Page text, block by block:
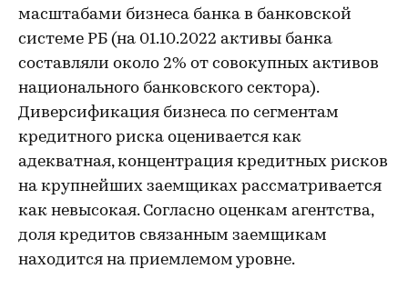
масштабами бизнеса банка в банковской
системе РБ (на 01.10.2022 активы банка
составляли около 2% от совокупных активов
национального банковского сектора).
Диверсификация бизнеса по сегментам
кредитного риска оценивается как
адекватная, концентрация кредитных рисков
на крупнейших заемщиках рассматривается
как невысокая. Согласно оценкам агентства,
доля кредитов связанным заемщикам
находится на приемлемом уровне.